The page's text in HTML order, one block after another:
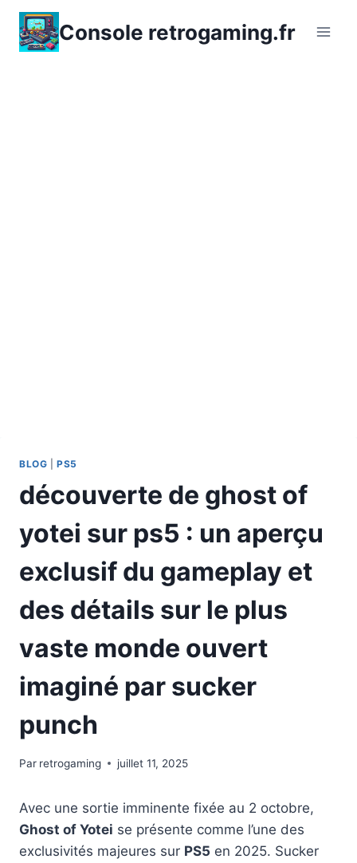
Aller
contenu
Console retrogaming.fr
BLOG |PS5
découverte de ghost of
yotei sur ps5 : un aperçu
exclusif du gameplay et
des détails sur le plus
vaste monde ouvert
imaginé par sucker
punch
Par retrogaming juillet 11, 2025
Avec une sortie imminente fixée au 2 octobre,
Ghost of Yotei se présente comme l’une des
exclusivités majeures sur PS5 en 2025. Sucker